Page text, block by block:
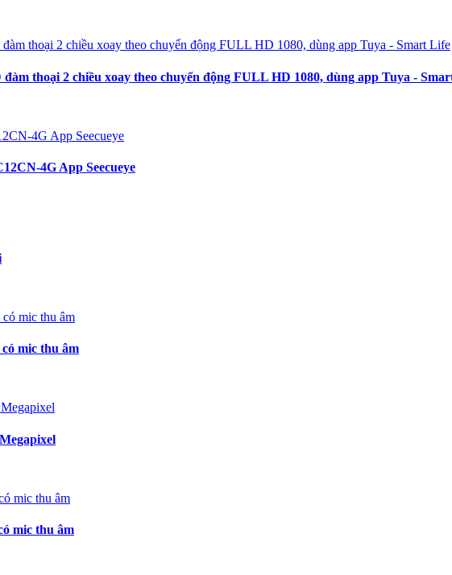
thoại 2 chiều xoay theo chuyển động FULL HD 1080, dùng app Tuya -
4G App Seecueye
mic thu âm
mic thu âm